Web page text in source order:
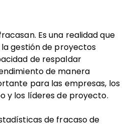
Es una realidad que
gestión de proyectos
de respaldar
de manera
para las empresas, los
y los líderes de proyecto.
de fracaso de